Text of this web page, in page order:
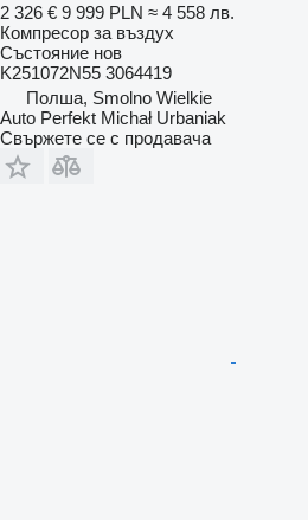
2 326 € 9 999 PLN ≈ 4 558 лв.
Компресор за въздух
Състояние нов
K251072N55 3064419
Полша, Smolno Wielkie
Auto Perfekt Michał Urbaniak
Свържете се с продавача